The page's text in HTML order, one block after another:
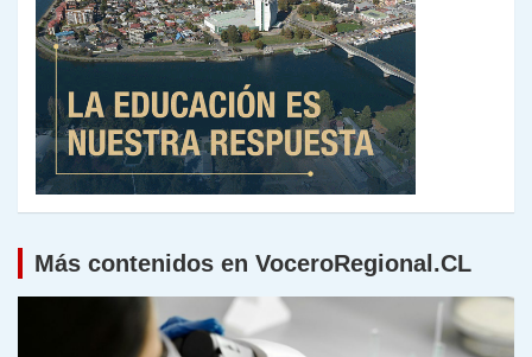
Más contenidos en VoceroRegional.CL